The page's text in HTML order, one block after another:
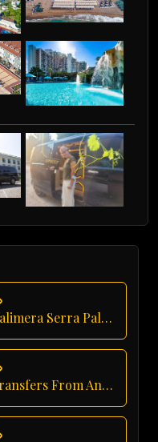
Calimera Serra Palace Transfer
Transfers From Antalya Airport